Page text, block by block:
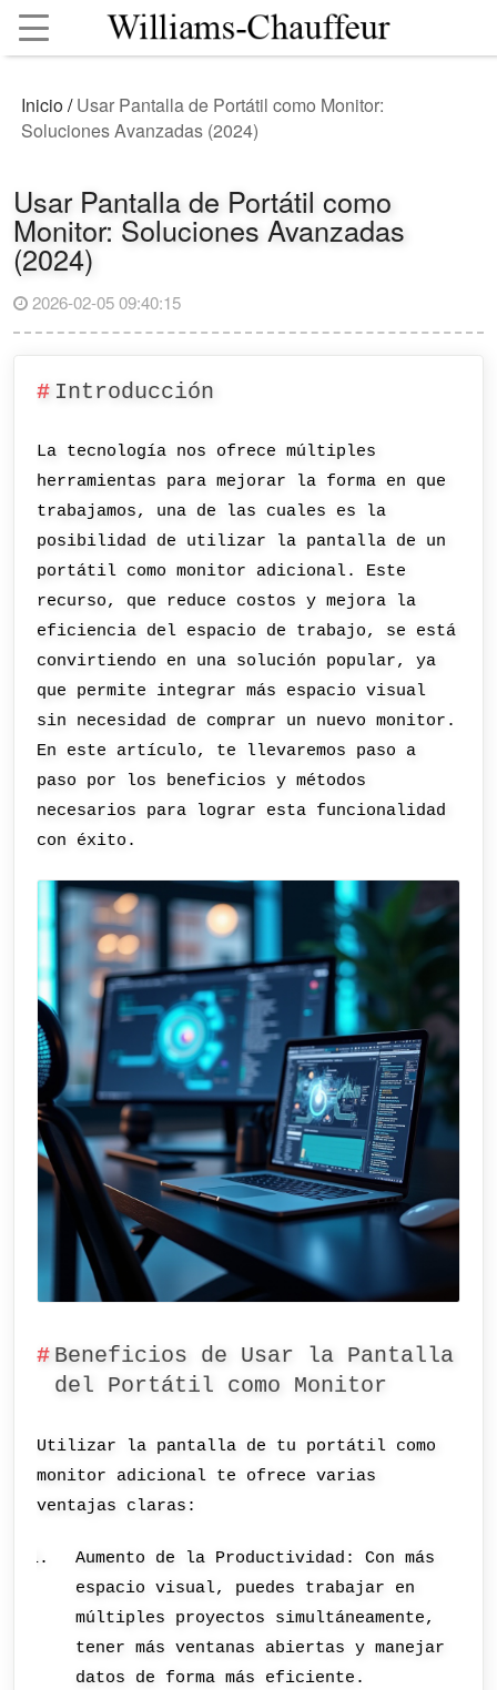
Inicio/Usar Pantalla de Portátil como Monitor:
Soluciones Avanzadas (2024)
Usar Pantalla de Portátil como
Monitor: Soluciones Avanzadas
(2024)
2026-02-05 09:40:15
Introducción
La tecnología nos ofrece múltiples
herramientas para mejorar la forma en que
trabajamos, una de las cuales es la
posibilidad de utilizar la pantalla de un
portátil como monitor adicional. Este
recurso, que reduce costos y mejora la
eficiencia del espacio de trabajo, se está
convirtiendo en una solución popular, ya
que permite integrar más espacio visual
sin necesidad de comprar un nuevo monitor.
En este artículo, te llevaremos paso a
paso por los beneficios y métodos
necesarios para lograr esta funcionalidad
con éxito.
Beneficios de Usar la Pantalla
del Portátil como Monitor
Utilizar la pantalla de tu portátil como
monitor adicional te ofrece varias
ventajas claras:
Aumento de la Productividad: Con más
espacio visual, puedes trabajar en
múltiples proyectos simultáneamente,
tener más ventanas abiertas y manejar
datos de forma más eficiente.